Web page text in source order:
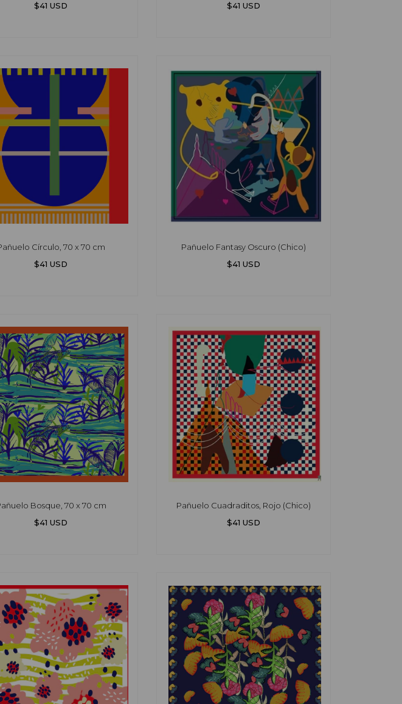
$41 USD
$41 USD
Círculo, 70 x 70 cm
$41 USD
Pañuelo Fantasy Oscuro (Chico)
$41 USD
Bosque, 70 x 70 cm
$41 USD
Pañuelo Cuadraditos, Rojo (Chico)
$41 USD